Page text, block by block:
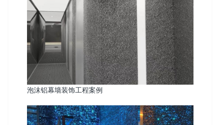
泡沫铝幕墙装饰工程案例